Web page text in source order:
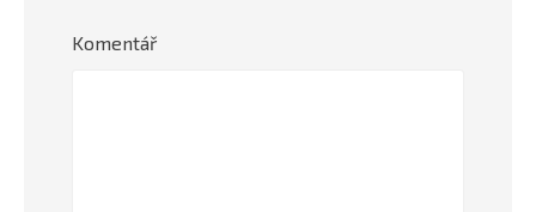
Komentář